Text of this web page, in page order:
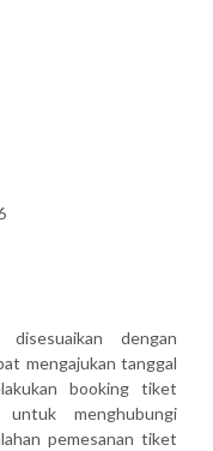
dengan
mengajukan tanggal
booking tiket
menghubungi
pemesanan tiket